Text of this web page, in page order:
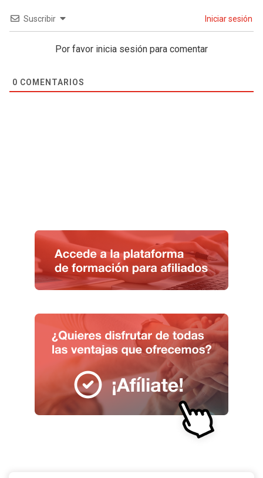
Suscribir Iniciar sesión
Por favor inicia sesión para comentar
0 COMENTARIOS